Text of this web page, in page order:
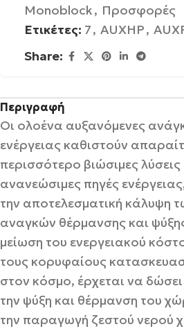
Monoblock, Προσφορές
Ετικέτες: 7, AUXHP,
Share:
Περιγραφή
Οι ολοένα αυξανόμενες
ενέργειας καθιστούν
περισσότερο βιώσιμες
ανανεώσιμες πηγές
την αποτελεσματική κάλυψη
αναγκών θέρμανσης και
μείωση του ενεργειακού
τους κορυφαίους
στον κόσμο, έρχεται να δώσει
την ψύξη και θέρμανση του
την παραγωγή ζεστού νερού